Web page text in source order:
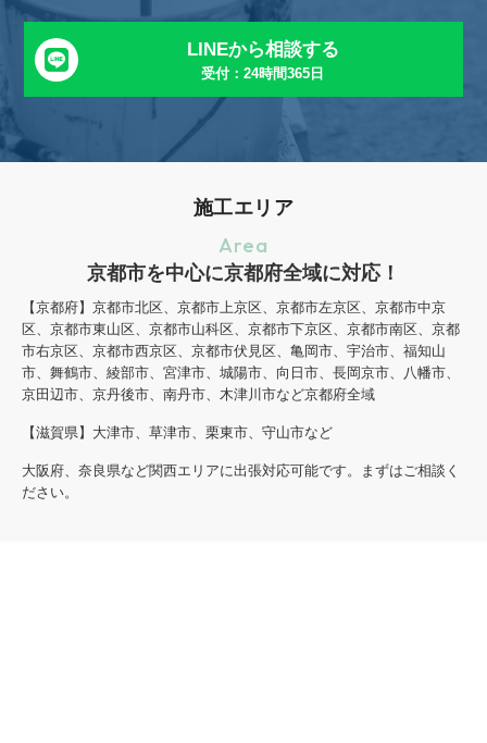
LINEから相談する
受付：24時間365日
Area
施工エリア
京都市を中心に京都府全域に対応！
【京都府】京都市北区、京都市上京区、京都市左京区、京都市中京
区、京都市東山区、京都市山科区、京都市下京区、京都市南区、京都
市右京区、京都市西京区、京都市伏見区、亀岡市、宇治市、福知山
市、舞鶴市、綾部市、宮津市、城陽市、向日市、長岡京市、八幡市、
京田辺市、京丹後市、南丹市、木津川市など京都府全域
【滋賀県】大津市、草津市、栗東市、守山市など
大阪府、奈良県など関西エリアに出張対応可能です。まずはご相談く
ださい。